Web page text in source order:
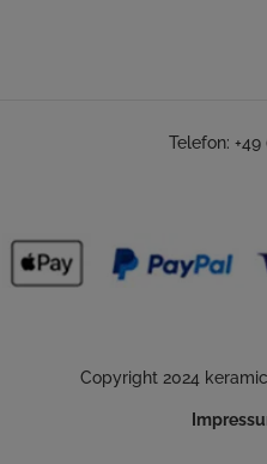
Telefon:
Copyright 2024